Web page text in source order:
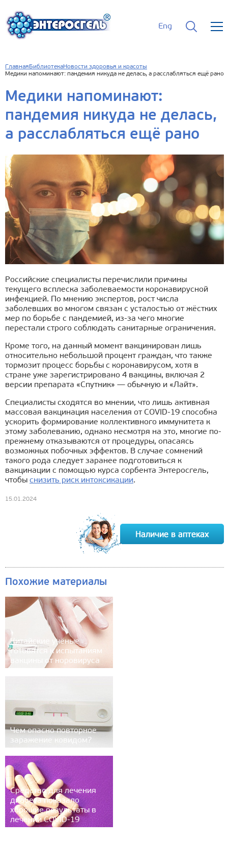
Eng
Главная БиблиотекаНовости здоровья и красоты
Медики напоминают: пандемия никуда не делась, а расслабляться ещё рано
Медики напоминают:
пандемия никуда не делась,
а расслабляться ещё рано
Российские специалисты перечислили причины
текущего всплеска заболеваемости коронавирусной
инфекцией. По мнению экспертов, рост числа
заболевших во многом связан с усталостью от жёстких
мер по борьбе с пандемией, из-за чего многие
перестали строго соблюдать санитарные ограничения.
Кроме того, на данный момент вакцинирован лишь
относительно небольшой процент граждан, что также
тормозит процесс борьбы с коронавирусом, хотя в
стране уже зарегистрировано 4 вакцины, включая 2
версии препарата «Спутник» — обычную и «Лайт».
Специалисты сходятся во мнении, что лишь активная
массовая вакцинация населения от COVID-19 способна
ускорить формирование коллективного иммунитета к
этому заболеванию, однако несмотря на это, многие по-
прежнему отказываются от процедуры, опасаясь
возможных побочных эффектов. В случае сомнений
такого рода следует заранее подготовиться к
вакцинации с помощью курса сорбента Энтеросгель,
чтобы снизить риск интоксикации.
15.01.2024
Похожие материалы
Китайские учёные
готовятся к испытаниям
вакцины от норовируса
Чем опасно повторное
заражение ковидом?
Средство для лечения
диабета показало
хорошие результаты в
лечении COVID-19